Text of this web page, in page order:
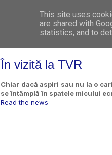
În vizită la TVR
Chiar dacă aspiri sau nu la o
se întâmplă în spatele micului
Read the news
This site uses
are shared with
statistics, and to